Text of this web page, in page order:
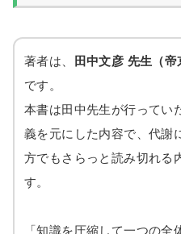
著者は、 田中文彦 先生（帝
です。
本書は田中先生が行ってい
義を元にした内容で、代謝
方でもさらっと読み切れる
す。
「知識を圧縮して一つの全